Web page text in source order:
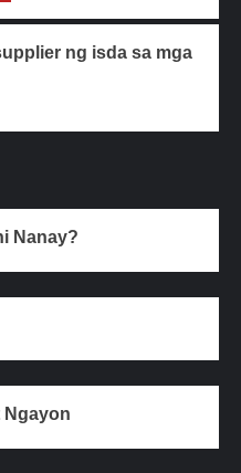
ng isda sa mga
Nanay?
Ngayon